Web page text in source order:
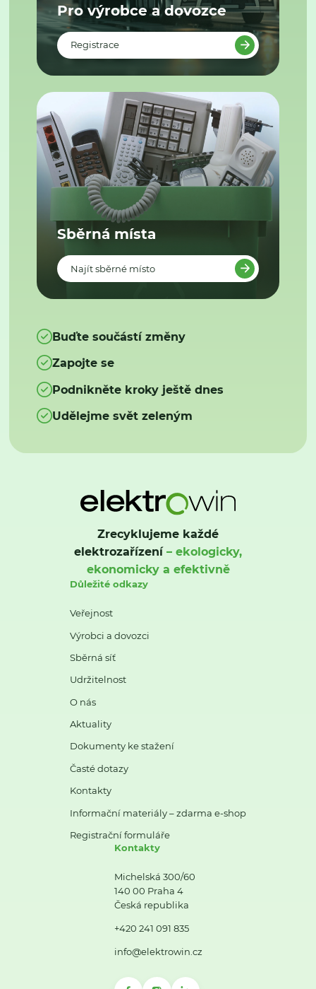
Pro výrobce a dovozce
Registrace
Sběrná místa
Najít sběrné místo
Buďte součástí změny
Zapojte se
Podnikněte kroky ještě dnes
Udělejme svět zeleným
Zrecyklujeme každé
elektrozařízení– ekologicky,
ekonomicky a efektivně
Důležité odkazy
Veřejnost
Výrobci a dovozci
Sběrná síť
Udržitelnost
O nás
Aktuality
Dokumenty ke stažení
Časté dotazy
Kontakty
Informační materiály – zdarma e-shop
Registrační formuláře
Kontakty
Michelská 300/60
140 00 Praha 4
Česká republika
+420 241 091 835
info@elektrowin.cz